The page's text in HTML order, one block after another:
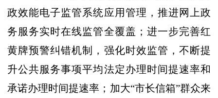
政效能电子监管系统应用管理，推进网上政
务服务实时在线监管全覆盖；进一步完善红
黄牌预警纠错机制，强化时效监管，不断提
升公共服务事项平均法定办理时间提速率和
承诺办理时间提速率；加大“市长信箱”群众来